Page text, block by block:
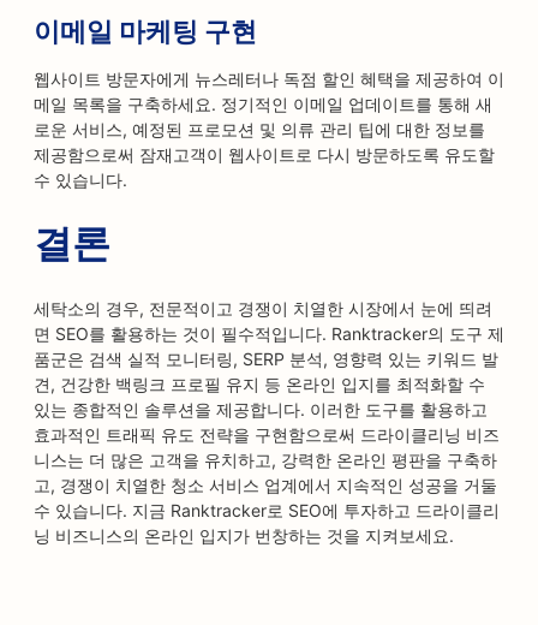
이메일 마케팅 구현
웹사이트 방문자에게 뉴스레터나 독점 할인 혜택을 제공하여 이
메일 목록을 구축하세요. 정기적인 이메일 업데이트를 통해 새
로운 서비스, 예정된 프로모션 및 의류 관리 팁에 대한 정보를
제공함으로써 잠재고객이 웹사이트로 다시 방문하도록 유도할
수 있습니다.
결론
세탁소의 경우, 전문적이고 경쟁이 치열한 시장에서 눈에 띄려
면 SEO를 활용하는 것이 필수적입니다. Ranktracker의 도구 제
품군은 검색 실적 모니터링, SERP 분석, 영향력 있는 키워드 발
견, 건강한 백링크 프로필 유지 등 온라인 입지를 최적화할 수
있는 종합적인 솔루션을 제공합니다. 이러한 도구를 활용하고
효과적인 트래픽 유도 전략을 구현함으로써 드라이클리닝 비즈
니스는 더 많은 고객을 유치하고, 강력한 온라인 평판을 구축하
고, 경쟁이 치열한 청소 서비스 업계에서 지속적인 성공을 거둘
수 있습니다. 지금 Ranktracker로 SEO에 투자하고 드라이클리
닝 비즈니스의 온라인 입지가 번창하는 것을 지켜보세요.